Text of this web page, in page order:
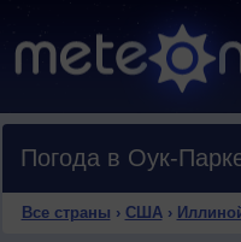
Погода в Оук-
Все страны › США›